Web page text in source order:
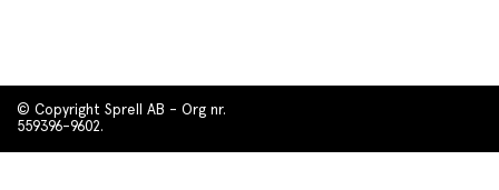
© Copyright Sprell AB - Org nr.
559396-9602.